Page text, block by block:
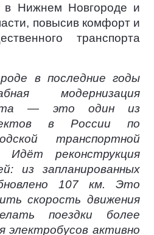
в Нижнем Новгороде и
повысив комфорт и
транспорта
в последние годы
модернизация
— это один из
в России по
транспортной
Идёт реконструкция
из запланированных
107 км. Это
скорость движения
поездки более
активно